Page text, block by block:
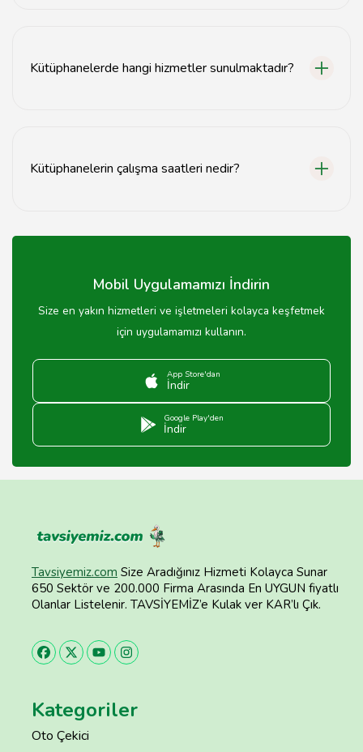
Kütüphanelerde hangi hizmetler sunulmaktadır?
Kütüphanelerin çalışma saatleri nedir?
09:00-17:00 arasındadır, ancak değişiklik gösterebilir.
Mobil Uygulamamızı İndirin
Size en yakın hizmetleri ve işletmeleri kolayca keşfetmek
için uygulamamızı kullanın.
App Store'dan
İndir
Google Play'den
İndir
Tavsiyemiz.com Size Aradığınız Hizmeti Kolayca Sunar
650 Sektör ve 200.000 Firma Arasında En UYGUN fiyatlı
Olanlar Listelenir. TAVSİYEMİZ’e Kulak ver KAR’lı Çık.
Kategoriler
Oto Çekici